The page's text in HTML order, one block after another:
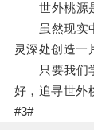
世外桃源是
虽然现实中
灵深处创造一
只要我们学
好，追寻世外
#3#